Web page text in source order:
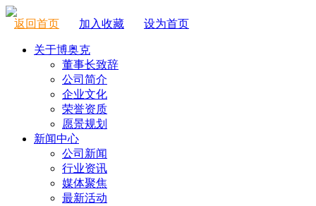
返回首页 加入收藏 设为首页
关于博奥克
董事长致辞
公司简介
企业文化
荣誉资质
愿景规划
新闻中心
公司新闻
行业资讯
媒体聚焦
最新活动